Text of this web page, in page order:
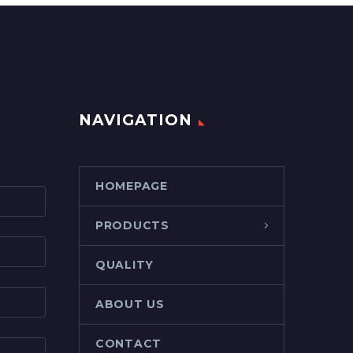
NAVIGATION
HOMEPAGE
PRODUCTS
QUALITY
ABOUT US
CONTACT